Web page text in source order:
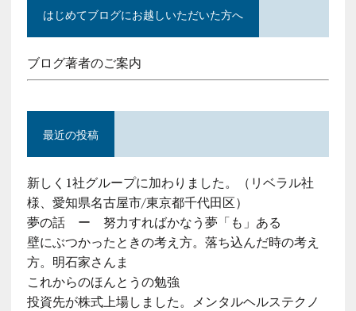
はじめてブログにお越しいただいた方へ
ブログ著者のご案内
最近の投稿
新しく1社グループに加わりました。（リベラル社
様、愛知県名古屋市/東京都千代田区）
夢の話 ー 努力すればかなう夢「も」ある
壁にぶつかったときの考え方。落ち込んだ時の考え
方。明石家さんま
これからのほんとうの勉強
投資先が株式上場しました。メンタルヘルステクノ